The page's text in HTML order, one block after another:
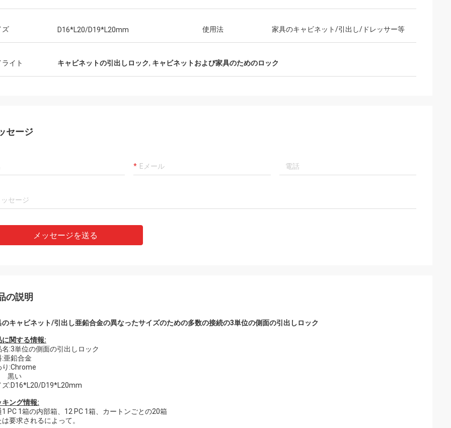
フェルナンド
のy mercanciass de buenaの
アナ
ウェンディー
ズ D16*L20/D19*L20mm 使用法 家具のキャビネット/引出し/ドレッサー等
イト キャビネットの引出しロック, キャビネットおよび家具のためのロック
セージ
メッセージを送る
の説明
のキャビネット/引出し亜鉛合金の異なったサイズのための多数の接続の3単位の側面の引出しロック
に関する情報:
名:3単位の側面の引出しロック
:亜鉛合金
り:Chrome
い
ズ:D16*L20/D19*L20mm
キング情報:
1 PC 1箱の内部箱、12 PC 1箱、カートンごとの20箱
は要求されるによって。